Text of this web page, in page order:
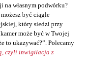
na własnym podwórku?
być ciągle
który siedzi przy
może być w Twojej
to ukazywać?”. Polecamy
czyli inwigilacja z